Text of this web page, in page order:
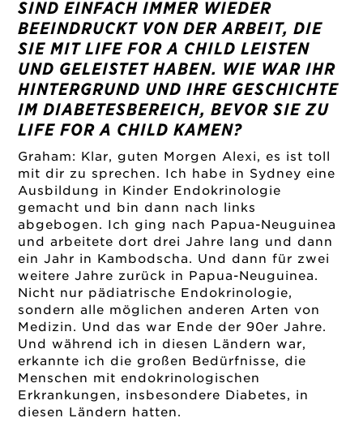
SIND EINFACH IMMER WIEDER
BEEINDRUCKT VON DER ARBEIT, DIE
SIE MIT LIFE FOR A CHILD LEISTEN
UND GELEISTET HABEN. WIE WAR IHR
HINTERGRUND UND IHRE GESCHICHTE
IM DIABETESBEREICH, BEVOR SIE ZU
LIFE FOR A CHILD KAMEN?
Graham: Klar, guten Morgen Alexi, es ist toll
mit dir zu sprechen. Ich habe in Sydney eine
Ausbildung in Kinder Endokrinologie
gemacht und bin dann nach links
abgebogen. Ich ging nach Papua-Neuguinea
und arbeitete dort drei Jahre lang und dann
ein Jahr in Kambodscha. Und dann für zwei
weitere Jahre zurück in Papua-Neuguinea.
Nicht nur pädiatrische Endokrinologie,
sondern alle möglichen anderen Arten von
Medizin. Und das war Ende der 90er Jahre.
Und während ich in diesen Ländern war,
erkannte ich die großen Bedürfnisse, die
Menschen mit endokrinologischen
Erkrankungen, insbesondere Diabetes, in
diesen Ländern hatten.